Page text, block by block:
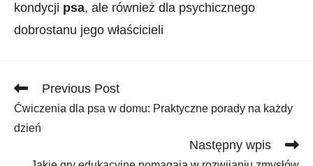
kondycji psa, ale ‍również dla psychicznego
dobrostanu ⁢jego właścicieli
Read
more
articles
Previous Post
Ćwiczenia dla psa w domu: Praktyczne porady na każdy
dzień
Następny wpis